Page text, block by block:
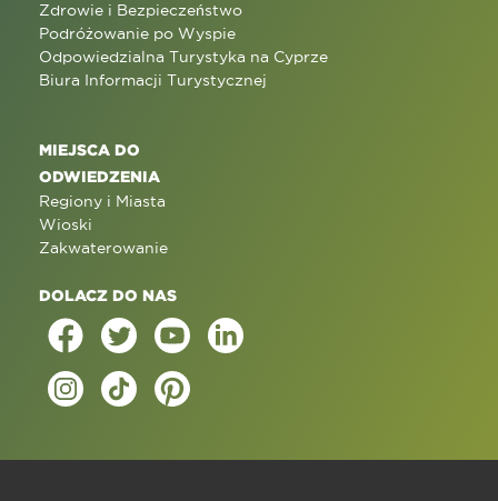
Zdrowie i Bezpieczeństwo
Podróżowanie po Wyspie
Odpowiedzialna Turystyka na Cyprze
Biura Informacji Turystycznej
MIEJSCA DO
ODWIEDZENIA
Regiony i Miasta
Wioski
Zakwaterowanie
DOLACZ DO NAS